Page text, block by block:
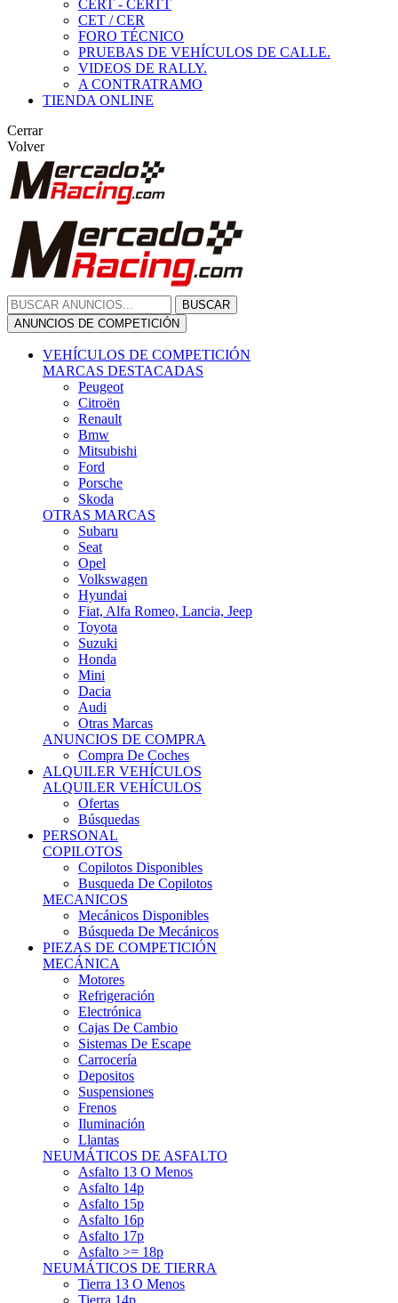
CERT - CERTT
CET / CER
FORO TÉCNICO
PRUEBAS DE VEHÍCULOS DE CALLE.
VIDEOS DE RALLY.
A CONTRATRAMO
TIENDA ONLINE
Cerrar
Volver
BUSCAR
ANUNCIOS DE COMPETICIÓN
VEHÍCULOS DE COMPETICIÓN
MARCAS DESTACADAS
Peugeot
Citroën
Renault
Bmw
Mitsubishi
Ford
Porsche
Skoda
OTRAS MARCAS
Subaru
Seat
Opel
Volkswagen
Hyundai
Fiat, Alfa Romeo, Lancia, Jeep
Toyota
Suzuki
Honda
Mini
Dacia
Audi
Otras Marcas
ANUNCIOS DE COMPRA
Compra De Coches
ALQUILER VEHÍCULOS
ALQUILER VEHÍCULOS
Ofertas
Búsquedas
PERSONAL
COPILOTOS
Copilotos Disponibles
Busqueda De Copilotos
MECANICOS
Mecánicos Disponibles
Búsqueda De Mecánicos
PIEZAS DE COMPETICIÓN
MECÁNICA
Motores
Refrigeración
Electrónica
Cajas De Cambio
Sistemas De Escape
Carrocería
Depositos
Suspensiones
Frenos
Iluminación
Llantas
NEUMÁTICOS DE ASFALTO
Asfalto 13 O Menos
Asfalto 14p
Asfalto 15p
Asfalto 16p
Asfalto 17p
Asfalto >= 18p
NEUMÁTICOS DE TIERRA
Tierra 13 O Menos
Tierra 14p